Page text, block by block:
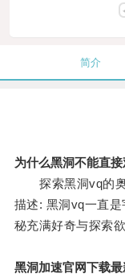
简介
为什么黑洞不能直接
探索黑洞vq的奥
描述: 黑洞vq一直
秘充满好奇与探索欲
黑洞加速官网下载